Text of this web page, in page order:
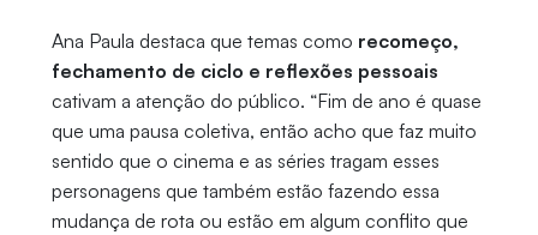
Ana Paula destaca que temas como recomeço,
fechamento de ciclo e reflexões pessoais
cativam a atenção do público. “Fim de ano é quase
que uma pausa coletiva, então acho que faz muito
sentido que o cinema e as séries tragam esses
personagens que também estão fazendo essa
mudança de rota ou estão em algum conflito que